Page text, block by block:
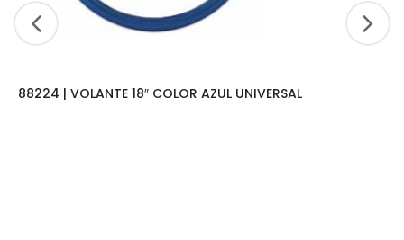
88224 | VOLANTE 18″ COLOR AZUL UNIVERSAL